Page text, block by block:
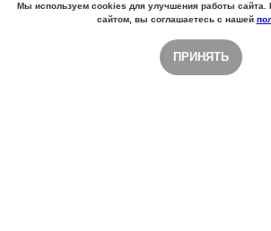
Мы используем cookies для улучшения работы сайта.
сайтом, вы соглашаетесь с нашей
ПРИНЯТЬ